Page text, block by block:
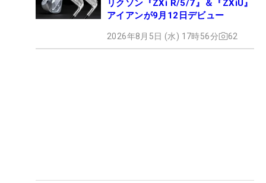
リクソン『ZXi R/5/7』＆『ZXiU』
アイアンが9月12日デビュー
2026年8月5日 (水) 17時56分 62